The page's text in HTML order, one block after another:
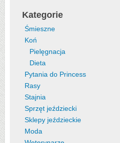
Kategorie
Śmieszne
Koń
Pielęgnacja
Dieta
Pytania do Princess
Rasy
Stajnia
Sprzęt jeździecki
Sklepy jeździeckie
Moda